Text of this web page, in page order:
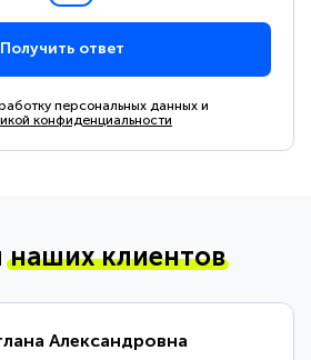
Получить ответ
персональных данных и
конфиденциальности
наших клиентов
Игоревич